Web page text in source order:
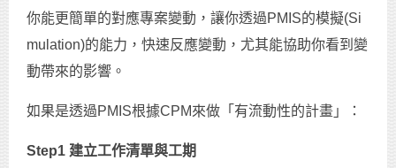
你能更簡單的對應專案變動，讓你透過PMIS的模擬(Si
mulation)的能力，快速反應變動，尤其能協助你看到變
動帶來的影響。
如果是透過PMIS根據CPM來做「有流動性的計畫」：
Step1 建立工作清單與工期